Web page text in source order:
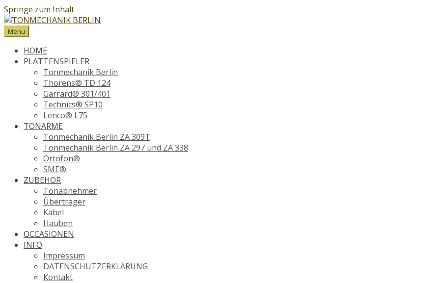
Springe zum Inhalt
Menu
HOME
PLATTENSPIELER
Tonmechanik Berlin
Thorens® TD 124
Garrard® 301/401
Technics® SP10
Lenco® L75
TONARME
Tonmechanik Berlin ZA 309T
Tonmechanik Berlin ZA 297 und ZA 338
Ortofon®
SME®
ZUBEHÖR
Tonabnehmer
Übertrager
Kabel
Hauben
OCCASIONEN
INFO
Impressum
DATENSCHUTZERKLÄRUNG
Kontakt